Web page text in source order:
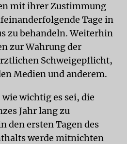
mit ihrer Zustimmung
Tage in
zu behandeln. Weiterhin
zur Wahrung der
Schweigepflicht,
Medien und anderem.
wichtig es sei, die
Jahr lang zu
den ersten Tagen des
werde mitnichten